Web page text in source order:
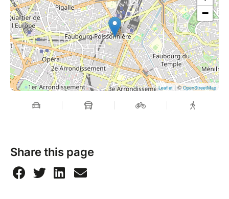
−
Leaflet| ©OpenStreetMap
Share this page